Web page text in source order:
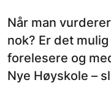
Når man
nok? Er det
forelesere og
Nye Høyskole –